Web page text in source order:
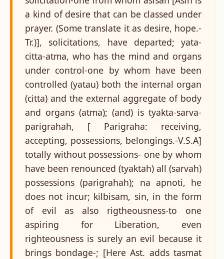
a kind of desire that can be classed under
prayer. (Some translate it as desire, hope.-
Tr.)], solicitations, have departed; yata-
citta-atma, who has the mind and organs
under control-one by whom have been
controlled (yatau) both the internal organ
(citta) and the external aggregate of body
and organs (atma); (and) is tyakta-sarva-
parigrahah, [ Parigraha: receiving,
accepting, possessions, belongings.-V.S.A]
totally without possessions- one by whom
have been renounced (tyaktah) all (sarvah)
possessions (parigrahah); na apnoti, he
does not incur; kilbisam, sin, in the form
of evil as also rigtheousness-to one
aspiring for Liberation, even
righteousness is surely an evil because it
brings bondage-; [Here Ast. adds tasmat